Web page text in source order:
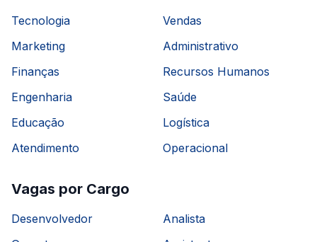
Tecnologia
Vendas
Marketing
Administrativo
Finanças
Recursos Humanos
Engenharia
Saúde
Educação
Logística
Atendimento
Operacional
Vagas por Cargo
Desenvolvedor
Analista